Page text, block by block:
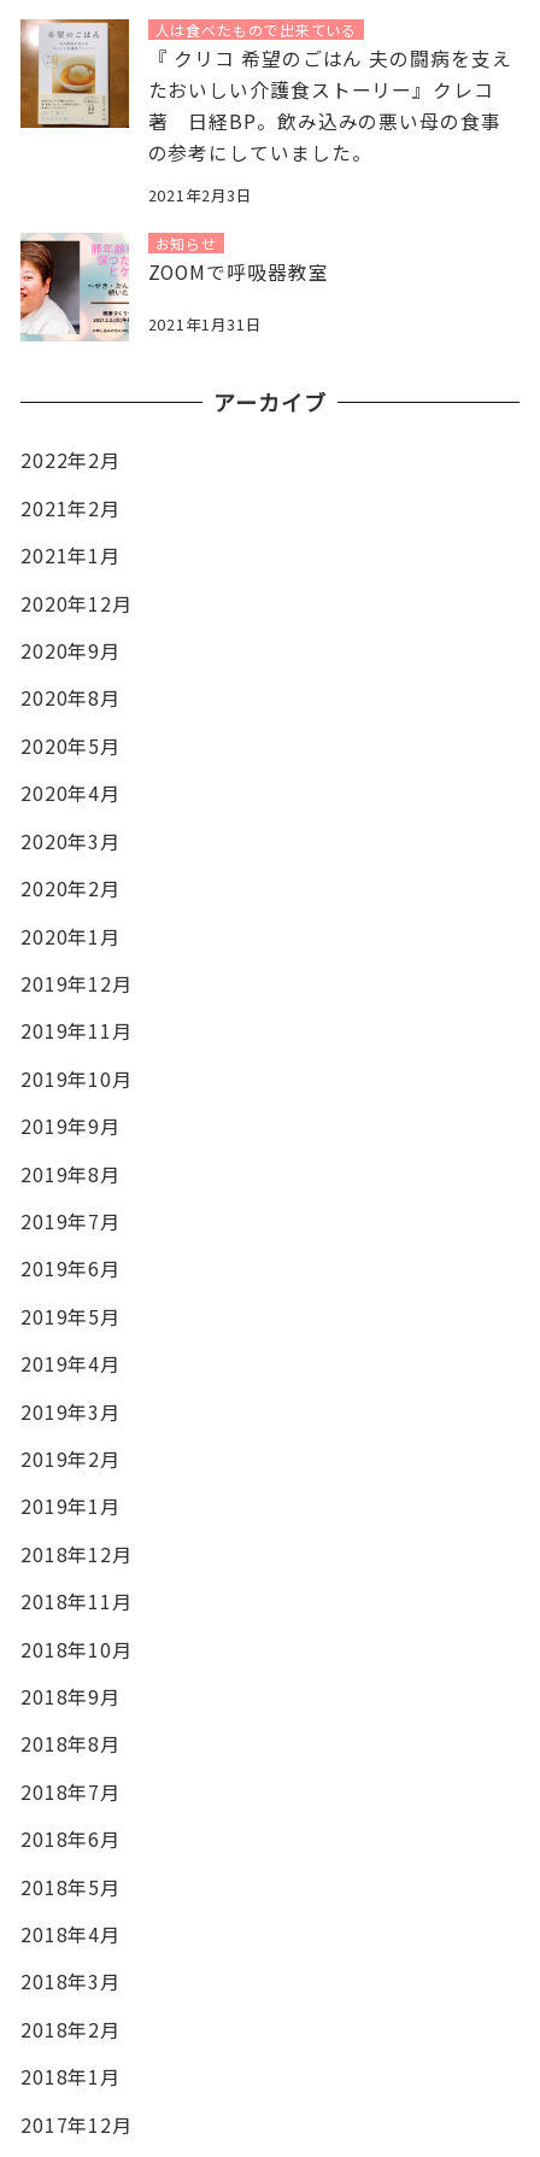
人は食べたもので出来ている
『 クリコ 希望のごはん 夫の闘病を支え
たおいしい介護食ストーリー』クレコ
著 日経BP。飲み込みの悪い母の食事
の参考にしていました。
2021年2月3日
お知らせ
ZOOMで呼吸器教室
2021年1月31日
アーカイブ
2022年2月
2021年2月
2021年1月
2020年12月
2020年9月
2020年8月
2020年5月
2020年4月
2020年3月
2020年2月
2020年1月
2019年12月
2019年11月
2019年10月
2019年9月
2019年8月
2019年7月
2019年6月
2019年5月
2019年4月
2019年3月
2019年2月
2019年1月
2018年12月
2018年11月
2018年10月
2018年9月
2018年8月
2018年7月
2018年6月
2018年5月
2018年4月
2018年3月
2018年2月
2018年1月
2017年12月